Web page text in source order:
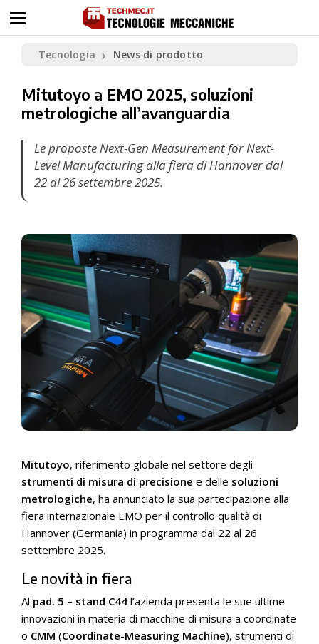
Tecnologia ❯ News di prodotto
Mitutoyo a EMO 2025, soluzioni
metrologiche all’avanguardia
Le proposte Next-Gen Measurement for Next-
Level Manufacturing alla fiera di Hannover dal
22 al 26 settembre 2025.
Mitutoyo, riferimento globale nel settore degli
strumenti di misura di precisione e delle soluzioni
metrologiche, ha annunciato la sua partecipazione alla
fiera internazionale EMO per il controllo qualità di
Hannover (Germania) in programma dal 22 al 26
settembre 2025.
Le novità in fiera
Al pad. 5 – stand C44 l’azienda presenta le sue ultime
innovazioni in materia di macchine di misura a coordinate
o CMM (Coordinate-Measuring Machine), strumenti di